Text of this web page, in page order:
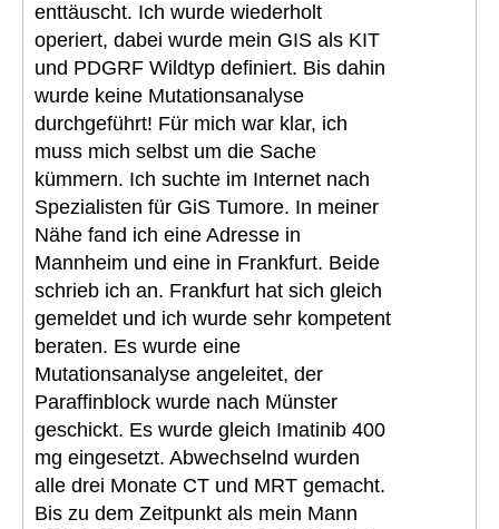
enttäuscht. Ich wurde wiederholt
operiert, dabei wurde mein GIS als KIT
und PDGRF Wildtyp definiert. Bis dahin
wurde keine Mutationsanalyse
durchgeführt! Für mich war klar, ich
muss mich selbst um die Sache
kümmern. Ich suchte im Internet nach
Spezialisten für GiS Tumore. In meiner
Nähe fand ich eine Adresse in
Mannheim und eine in Frankfurt. Beide
schrieb ich an. Frankfurt hat sich gleich
gemeldet und ich wurde sehr kompetent
beraten. Es wurde eine
Mutationsanalyse angeleitet, der
Paraffinblock wurde nach Münster
geschickt. Es wurde gleich Imatinib 400
mg eingesetzt. Abwechselnd wurden
alle drei Monate CT und MRT gemacht.
Bis zu dem Zeitpunkt als mein Mann